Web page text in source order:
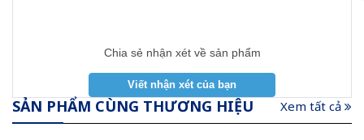
Chia sẻ nhận xét về sản phẩm
SẢN PHẨM CÙNG THƯƠNG HIỆU Xem tất cả